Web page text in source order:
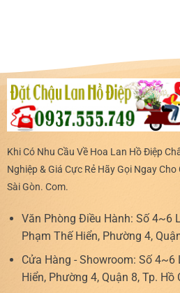
Khi Có Nhu Cầu Về Hoa Lan Hồ Điệp
Nghiệp & Giá Cực Rẻ Hãy Gọi Ngay
Sài Gòn. Com.
Văn Phòng Điều Hành: Số 4~6
Phạm Thế Hiển, Phường 4,
Cửa Hàng - Showroom: Số 4~6
Hiển, Phường 4, Quận 8, Tp. Hồ